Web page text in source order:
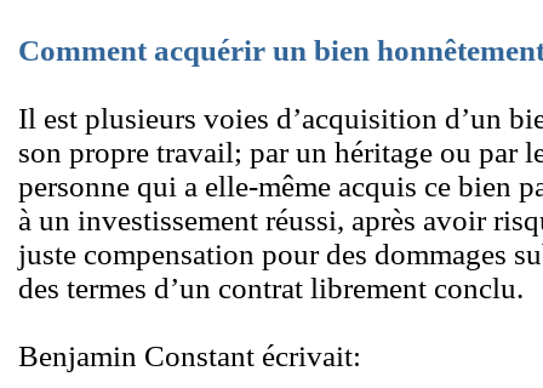
Comment acquérir un bien
Il est plusieurs voies d’acquisition d’un
son propre travail; par un héritage ou par
personne qui a elle-même acquis ce bien
à un investissement réussi, après avoir
juste compensation pour des dommages
des termes d’un contrat librement conclu.
Benjamin Constant écrivait: